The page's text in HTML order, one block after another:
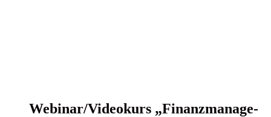
Webinar/Videokurs „Finanz­ma­nage­